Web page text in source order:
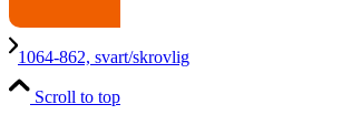
1064-862, svart/skrovlig
Scroll to top